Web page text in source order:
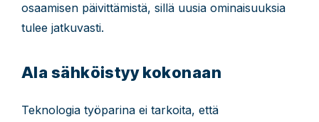
osaamisen päivittämistä, sillä uusia ominaisuuksia
tulee jatkuvasti.
Ala sähköistyy kokonaan
Teknologia työparina ei tarkoita, että